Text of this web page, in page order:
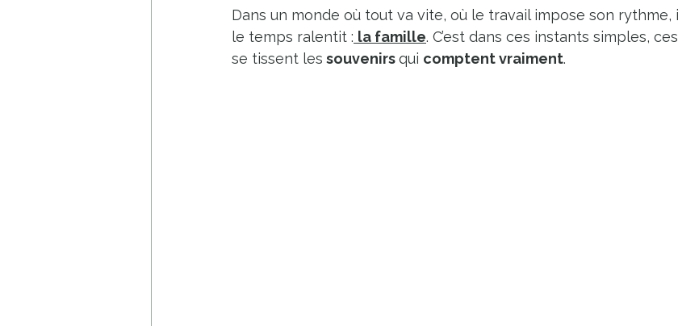
Dans un monde où tout va vite, où le travail impose son rythme,
le temps ralentit : la famille. C’est dans ces instants simples,
se tissent les souvenirs qui comptent vraiment.